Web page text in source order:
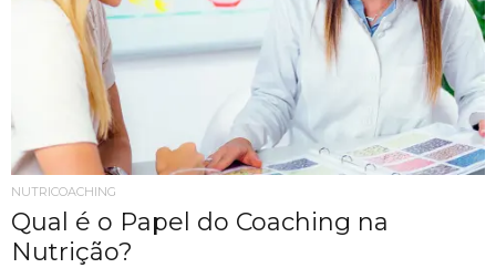
NUTRICOACHING
Qual é o Papel do Coaching na
Nutrição?